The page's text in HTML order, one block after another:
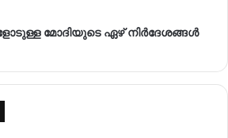
മോദിയുടെ ഏഴ് നിര്‍ദേശങ്ങള്‍